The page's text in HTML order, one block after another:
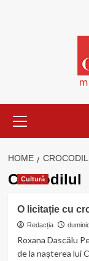
Menu
HOME
Crocodilul
Cultură
O licitație cu
Redacția
Roxana Dascălu
de la nașterea lui